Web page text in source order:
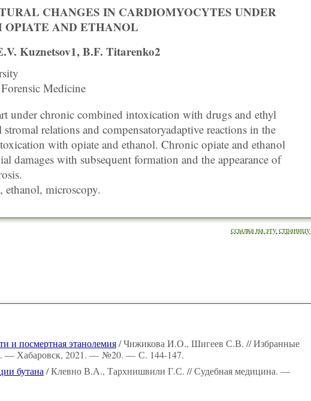
CHANGES IN CARDIOMYOCYTES UNDER
AND ETHANOL
Kuznetsov1, B.F. Titarenko2
Medicine
under chronic combined intoxication with drugs and ethyl
relations and compensatoryadaptive reactions in the
with opiate and ethanol. Chronic opiate and ethanol
damages with subsequent formation and the appearance of
ethanol, microscopy.
ссылка на эту страницу
и посмертная этанолемия/ Чижикова И.О., Шигеев С.В. // Избранные
— Хабаровск, 2021. — №20. — С. 144-147.
бутана / Клевно В.А., Тархнишвили Г.С. // Судебная медицина. —